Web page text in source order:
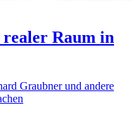
Raum in
Graubner und andere